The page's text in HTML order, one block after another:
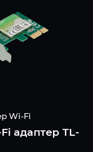
Wi-Fi
адаптер TL-